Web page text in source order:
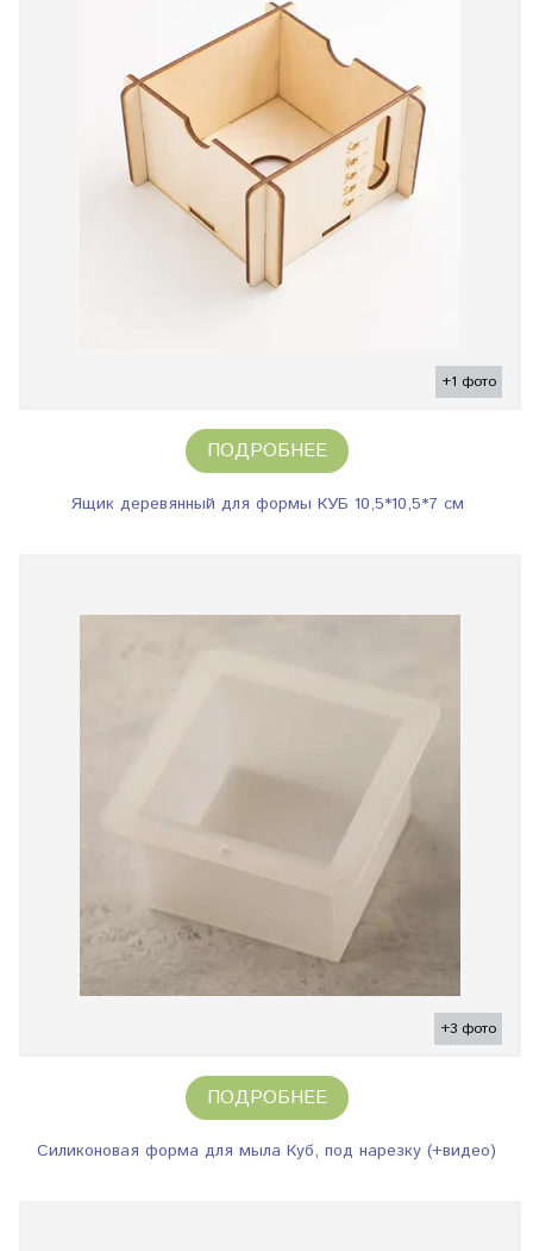
+1 фото
ПОДРОБНЕЕ
Ящик деревянный для формы КУБ 10,5*10,5*7 см
+3 фото
ПОДРОБНЕЕ
Силиконовая форма для мыла Куб, под нарезку (+видео)